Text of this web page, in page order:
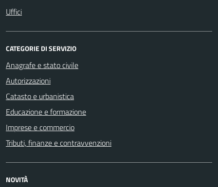
Uffici
CATEGORIE DI SERVIZIO
Anagrafe e stato civile
Autorizzazioni
Catasto e urbanistica
Educazione e formazione
Imprese e commercio
Tributi, finanze e contravvenzioni
NOVITÀ